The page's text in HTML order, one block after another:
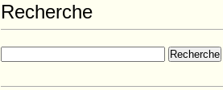
Recherche